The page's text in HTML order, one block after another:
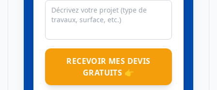
RECEVOIR MES DEVIS
GRATUITS 👉